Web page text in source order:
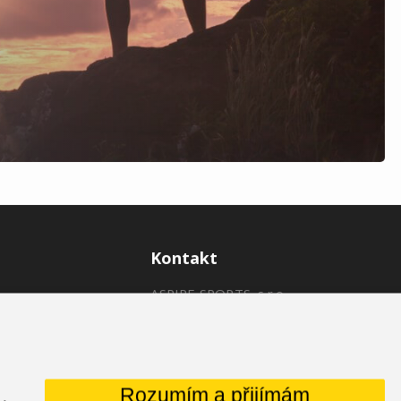
Kontakt
ASPIRE SPORTS, s.r.o.
aspire@aspire.eu
Rozumím a přijímám